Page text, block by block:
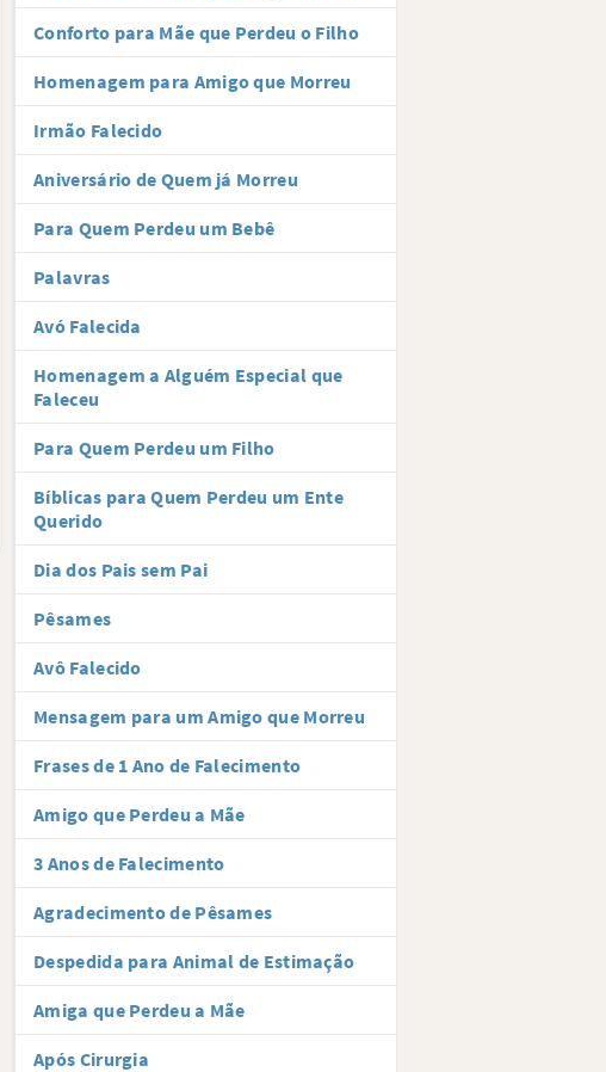
Conforto para Mãe que Perdeu o Filho
Homenagem para Amigo que Morreu
Irmão Falecido
Aniversário de Quem já Morreu
Para Quem Perdeu um Bebê
Palavras
Avó Falecida
Homenagem a Alguém Especial que
Faleceu
Para Quem Perdeu um Filho
Bíblicas para Quem Perdeu um Ente
Querido
Dia dos Pais sem Pai
Pêsames
Avô Falecido
Mensagem para um Amigo que Morreu
Frases de 1 Ano de Falecimento
Amigo que Perdeu a Mãe
3 Anos de Falecimento
Agradecimento de Pêsames
Despedida para Animal de Estimação
Amiga que Perdeu a Mãe
Após Cirurgia